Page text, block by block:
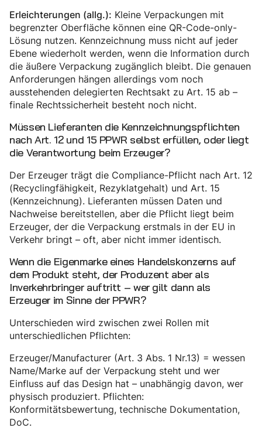
Erleichterungen (allg.): Kleine Verpackungen mit
begrenzter Oberfläche können eine QR-Code-only-
Lösung nutzen. Kennzeichnung muss nicht auf jeder
Ebene wiederholt werden, wenn die Information durch
die äußere Verpackung zugänglich bleibt. Die genauen
Anforderungen hängen allerdings vom noch
ausstehenden delegierten Rechtsakt zu Art. 15 ab –
finale Rechtssicherheit besteht noch nicht.
Müssen Lieferanten die Kennzeichnungspflichten
nach Art. 12 und 15 PPWR selbst erfüllen, oder liegt
die Verantwortung beim Erzeuger?
Der Erzeuger trägt die Compliance-Pflicht nach Art. 12
(Recyclingfähigkeit, Rezyklatgehalt) und Art. 15
(Kennzeichnung). Lieferanten müssen Daten und
Nachweise bereitstellen, aber die Pflicht liegt beim
Erzeuger, der die Verpackung erstmals in der EU in
Verkehr bringt – oft, aber nicht immer identisch.
Wenn die Eigenmarke eines Handelskonzerns auf
dem Produkt steht, der Produzent aber als
Inverkehrbringer auftritt – wer gilt dann als
Erzeuger im Sinne der PPWR?
Unterschieden wird zwischen zwei Rollen mit
unterschiedlichen Pflichten:
Erzeuger/Manufacturer (Art. 3 Abs. 1 Nr.13) = wessen
Name/Marke auf der Verpackung steht und wer
Einfluss auf das Design hat – unabhängig davon, wer
physisch produziert. Pflichten:
Konformitätsbewertung, technische Dokumentation,
DoC.